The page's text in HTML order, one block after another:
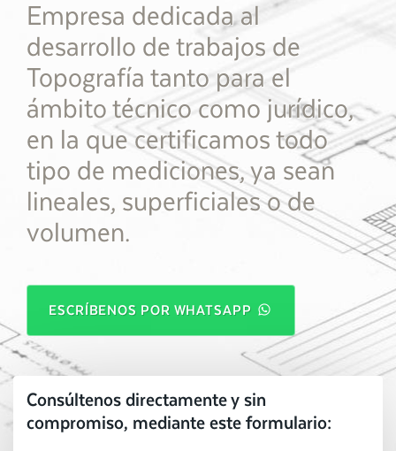
Empresa dedicada al
desarrollo de trabajos de
Topografía tanto para el
ámbito técnico como jurídico,
en la que certificamos todo
tipo de mediciones, ya sean
lineales, superficiales o de
volumen.
ESCRÍBENOS POR WHATSAPP
Consúltenos directamente y sin
compromiso, mediante este formulario: